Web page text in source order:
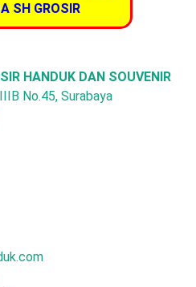
SH GROSIR
HANDUK DAN SOUVENIR
No.45, Surabaya